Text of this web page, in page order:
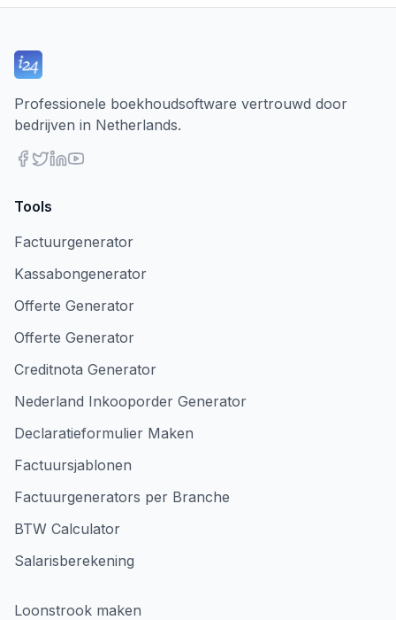
Professionele boekhoudsoftware vertrouwd door
bedrijven in Netherlands.
Tools
Factuurgenerator
Kassabongenerator
Offerte Generator
Offerte Generator
Creditnota Generator
Nederland Inkooporder Generator
Declaratieformulier Maken
Factuursjablonen
Factuurgenerators per Branche
BTW Calculator
Salarisberekening
Loonstrook maken